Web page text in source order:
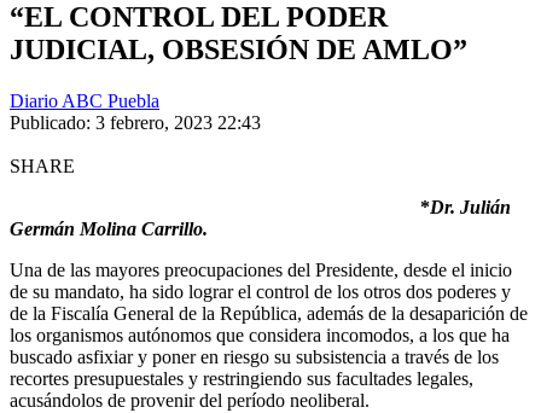
“EL CONTROL DEL PODER
JUDICIAL, OBSESIÓN DE AMLO”
Diario ABC Puebla
Publicado: 3 febrero, 2023 22:43
SHARE
*Dr. Julián
Germán Molina Carrillo.
Una de las mayores preocupaciones del Presidente, desde el inicio
de su mandato, ha sido lograr el control de los otros dos poderes y
de la Fiscalía General de la República, además de la desaparición de
los organismos autónomos que considera incomodos, a los que ha
buscado asfixiar y poner en riesgo su subsistencia a través de los
recortes presupuestales y restringiendo sus facultades legales,
acusándolos de provenir del período neoliberal.